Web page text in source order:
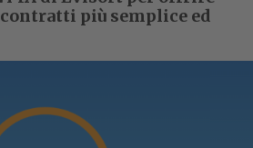
più semplice ed